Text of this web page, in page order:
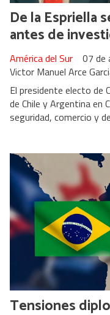
De la Espriella
antes de
Victor Manuel Arce
América del Sur 07 de
El presidente electo de
de Chile y Argentina en
seguridad, comercio y
Tensiones